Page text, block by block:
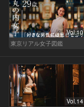
Vol.10
東京リアル女子図鑑
Vol.14